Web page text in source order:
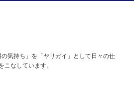
気持ち」を「ヤリガイ」として日々の仕
こなしています。